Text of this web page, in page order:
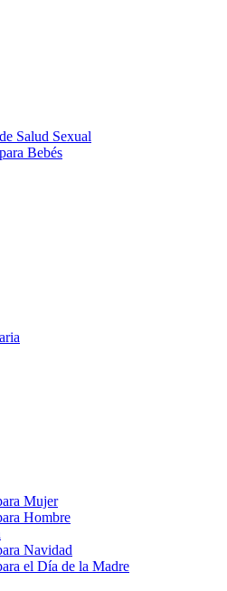
Salud Sexual
Bebés
Mujer
Hombre
Navidad
el Día de la Madre